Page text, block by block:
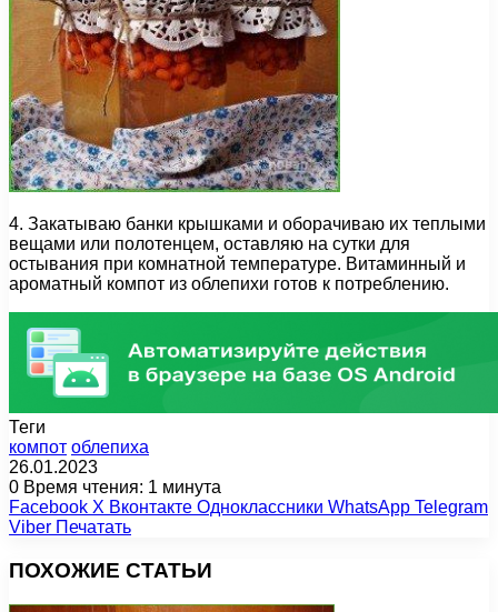
4. Закатываю банки крышками и оборачиваю их теплыми
вещами или полотенцем, оставляю на сутки для
остывания при комнатной температуре. Витаминный и
ароматный компот из облепихи готов к потреблению.
Теги
компот облепиха
26.01.2023
0 Время чтения: 1 минута
Facebook X Вконтакте Одноклассники WhatsApp Telegram
Viber Печатать
ПОХОЖИЕ СТАТЬИ